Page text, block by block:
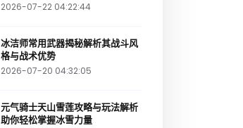
2026-07-22 04:22:44
冰洁师常用武器揭秘解析其战斗风
格与战术优势
2026-07-20 04:32:05
元气骑士天山雪莲攻略与玩法解析
助你轻松掌握冰雪力量